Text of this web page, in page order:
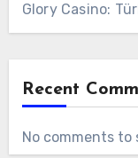
Glory Casino:
Recent
No comments to